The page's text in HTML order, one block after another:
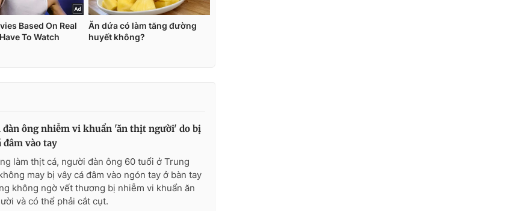
đàn ông nhiễm vi khuẩn 'ăn thịt người' do bị
đâm vào tay
làm thịt cá, người đàn ông 60 tuổi ở Trung
may bị vây cá đâm vào ngón tay ở bàn tay
không ngờ vết thương bị nhiễm vi khuẩn ăn
và có thể phải cắt cụt.